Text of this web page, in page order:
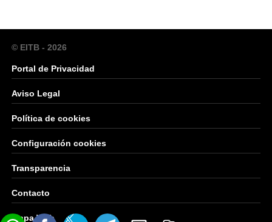
© EITB - 2026
Portal de Privacidad
Aviso Legal
Política de cookies
Configuración cookies
Transparencia
Contacto
Mapa Web